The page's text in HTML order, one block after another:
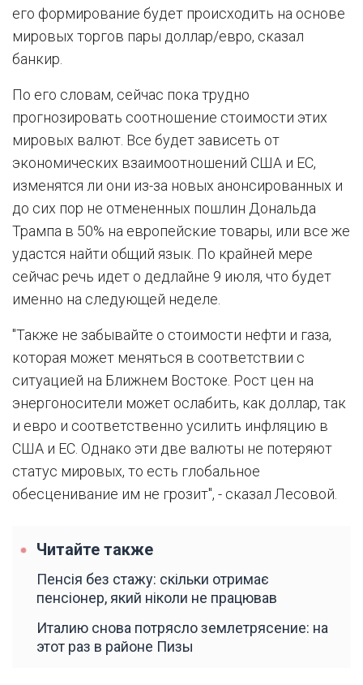
его формирование будет происходить на основе
мировых торгов пары доллар/евро, сказал
банкир.
По его словам, сейчас пока трудно
прогнозировать соотношение стоимости этих
мировых валют. Все будет зависеть от
экономических взаимоотношений США и ЕС,
изменятся ли они из-за новых анонсированных и
до сих пор не отмененных пошлин Дональда
Трампа в 50% на европейские товары, или все же
удастся найти общий язык. По крайней мере
сейчас речь идет о дедлайне 9 июля, что будет
именно на следующей неделе.
"Также не забывайте о стоимости нефти и газа,
которая может меняться в соответствии с
ситуацией на Ближнем Востоке. Рост цен на
энергоносители может ослабить, как доллар, так
и евро и соответственно усилить инфляцию в
США и ЕС. Однако эти две валюты не потеряют
статус мировых, то есть глобальное
обесценивание им не грозит", - сказал Лесовой.
Читайте также
Пенсія без стажу: скільки отримає
пенсіонер, який ніколи не працював
Италию снова потрясло землетрясение: на
этот раз в районе Пизы